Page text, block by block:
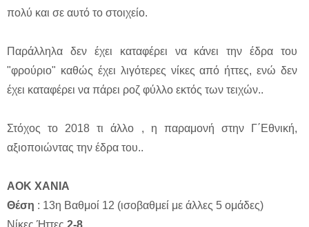
πολύ και σε αυτό το στοιχείο.
Παράλληλα δεν έχει καταφέρει να κάνει την έδρα του
"φρούριο" καθώς έχει λιγότερες νίκες από ήττες, ενώ δεν
έχει καταφέρει να πάρει ροζ φύλλο εκτός των τειχών..
Στόχος το 2018 τι άλλο , η παραμονή στην Γ΄Εθνική,
αξιοποιώντας την έδρα του..
ΑΟΚ ΧΑΝΙΑ
Θέση : 13η Βαθμοί 12 (ισοβαθμεί με άλλες 5 ομάδες)
Νίκες Ήττες 2-8